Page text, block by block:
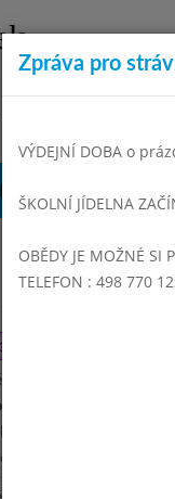
Králové,
lístek
Zpráva pro
VÝDEJNÍ DOBA o
ŠKOLNÍ JÍDELNA
OBĚDY JE MOŽNÉ SI
TELEFON : 498 770